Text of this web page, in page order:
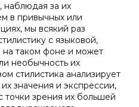
наблюдая за их
в привычных или
мы всякий раз
с языковой,
на таком фоне и может
необычность их
стилистика анализирует
значения и экспрессии,
точки зрения их большей